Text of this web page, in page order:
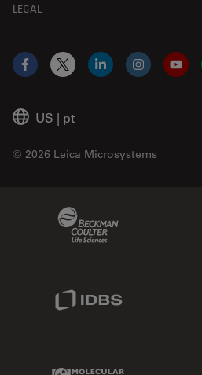
LEGAL
US | pt
© 2026 Leica Microsystems
Facebook
X LinkedInInstagram
Molecular Devices